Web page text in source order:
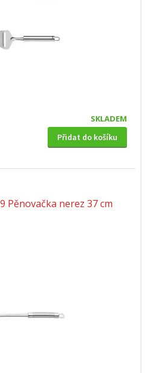
SKLADEM
Přidat do košíku
Pěnovačka nerez 37 cm